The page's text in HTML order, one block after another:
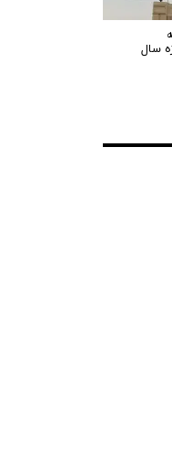
22 (ویژه سال